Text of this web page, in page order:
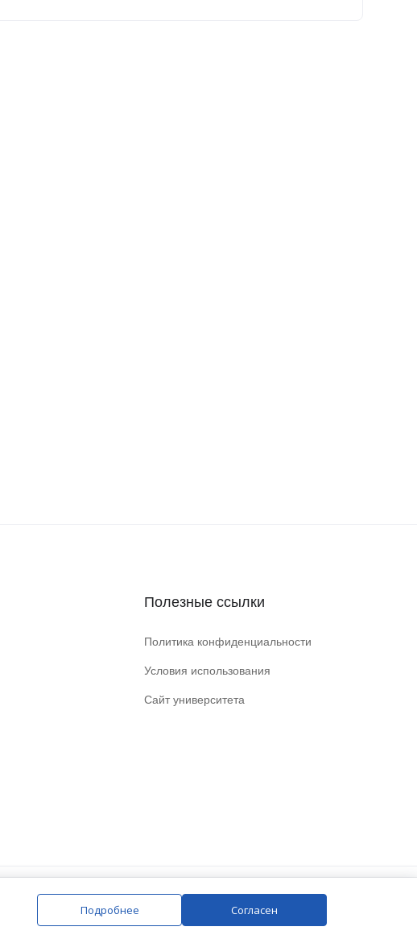
Полезные ссылки
Политика конфиденциальности
Условия использования
Сайт университета
Подробнее Согласен